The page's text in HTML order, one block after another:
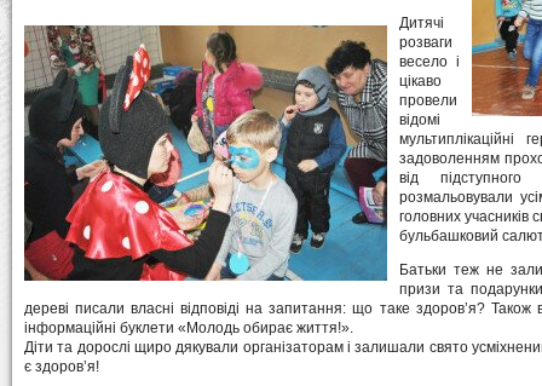
Дитячі
розваги
весело і
цікаво
провели
відомі
задоволенням
від
розмальовували
головних учасників
бульбашковий
Батьки теж не
призи та
дереві писали власні відповіді на запитання: що таке здоров’я? Також
інформаційні буклети «Молодь обирає життя!».
Діти та дорослі щиро дякували організаторам і залишали свято
є здоров’я!